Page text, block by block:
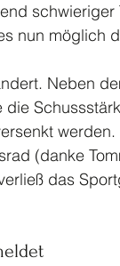
schwieriger
nun möglich
Neben
werden.
(danke
das